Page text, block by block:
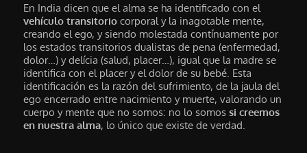
En India dicen que el alma se ha identificado con el
vehículo transitorio corporal y la inagotable mente,
creando el ego, y siendo molestada contínuamente por
los estados transitorios dualistas de pena (enfermedad,
dolor…) y delícia (salud, placer…), igual que la madre se
identifica con el placer y el dolor de su bebé. Esta
identificación es la razón del sufrimiento, de la jaula del
ego encerrado entre nacimiento y muerte, valorando un
cuerpo y mente que no somos: no lo somossi creemos
en nuestra alma, lo único que existe de verdad.